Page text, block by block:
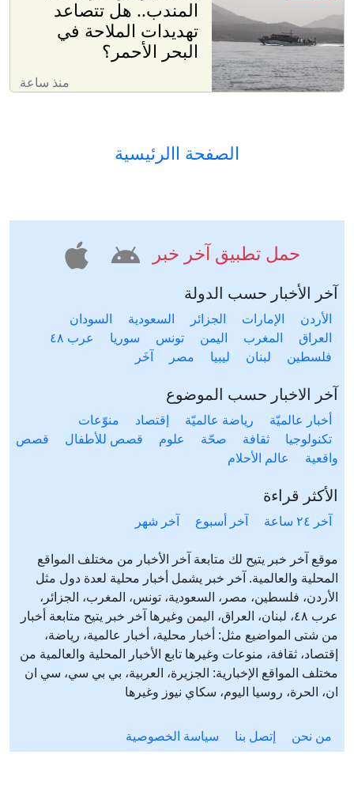
المندب.. هل تتصاعد
تهديدات الملاحة في
البحر الأحمر؟
منذ ساعة
الصفحة االرئيسية
حمل تطبيق آخر خبر
آخر الأخبار حسب الدولة
الأردن الإمارات الجزائر السعودية
السودان
العراق
المغرب اليمن تونس سوريا
عرب ٤٨
فلسطين
لبنان ليبيا مصر آخَر
آخر الاخبار حسب الموضوع
أخبار عالميّة رياضة عالميّة إقتصاد
منوّعات
تكنولوجيا
ثقافة صحّة علوم قصص للأطفال
قصص
واقعية
عالم الأحلام
الأكثر قراءة
آخر ٢٤ ساعة آخر أسبوع آخر شهر
موقع آخر خبر يتيح لك متابعة آخر الأخبار من مختلف المواقع
المحلية والعالمية. آخر خبر يشمل أخبار محلية لعدة دول مثل
الأردن، فلسطين، مصر، السعودية، تونس، المغرب، الجزائر،
عرب ٤٨، لبنان، العراق، اليمن وغيرها آخر خبر يتيح متابعة أخبار
من شتى المواضيع مثل: أخبار محلية، أخبار عالمية، رياضة،
إقتصاد، ثقافة، منوعات وغيرها تابع الأخبار المحلية والعالمية من
مختلف المواقع الإخبارية: الجزيرة، العربية، بي بي سي، سي ان
ان، الحرة، روسيا اليوم، سكاي نيوز وغيرها
من نحن إتصل بنا سياسة الخصوصية